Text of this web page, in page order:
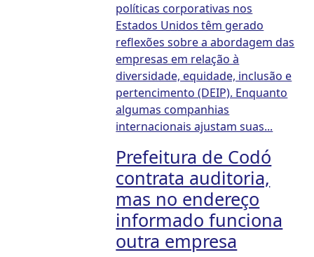
políticas corporativas nos
Estados Unidos têm gerado
reflexões sobre a abordagem das
empresas em relação à
diversidade, equidade, inclusão e
pertencimento (DEIP). Enquanto
algumas companhias
internacionais ajustam suas...
Prefeitura de Codó
contrata auditoria,
mas no endereço
informado funciona
outra empresa